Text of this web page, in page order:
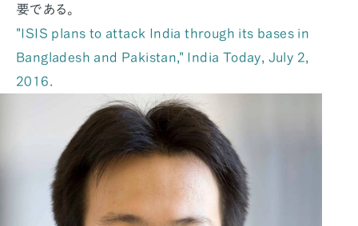
要である。
"ISIS plans to attack India through its bases in
Bangladesh and Pakistan," India Today, July 2,
2016.